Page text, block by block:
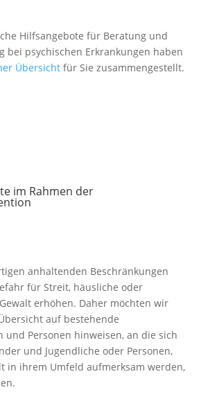
Hilfsangebote für Beratung und
bei psychischen Erkrankungen haben
Übersichtfür Sie zusammengestellt.
im Rahmen der
anhaltenden Beschränkungen
für Streit, häusliche oder
erhöhen. Daher möchten wir
auf bestehende
und Personen hinweisen, an die sich
und Jugendliche oder Personen,
in ihrem Umfeld aufmerksam werden,